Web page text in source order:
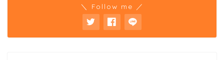
＼ Follow me ／